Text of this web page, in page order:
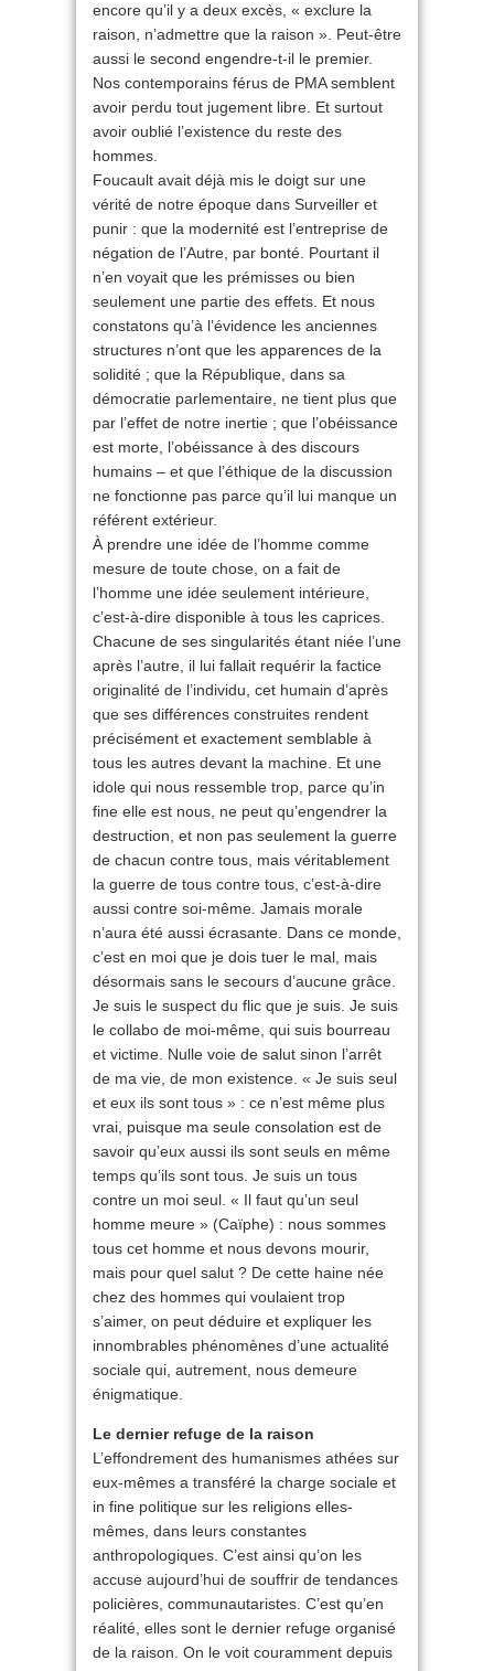
encore qu’il y a deux excès, « exclure la
raison, n’admettre que la raison ». Peut-être
aussi le second engendre-t-il le premier.
Nos contemporains férus de PMA semblent
avoir perdu tout jugement libre. Et surtout
avoir oublié l’existence du reste des
hommes.
Foucault avait déjà mis le doigt sur une
vérité de notre époque dans Surveiller et
punir : que la modernité est l’entreprise de
négation de l’Autre, par bonté. Pourtant il
n’en voyait que les prémisses ou bien
seulement une partie des effets. Et nous
constatons qu’à l’évidence les anciennes
structures n’ont que les apparences de la
solidité ; que la République, dans sa
démocratie parlementaire, ne tient plus que
par l’effet de notre inertie ; que l’obéissance
est morte, l’obéissance à des discours
humains – et que l’éthique de la discussion
ne fonctionne pas parce qu’il lui manque un
référent extérieur.
À prendre une idée de l’homme comme
mesure de toute chose, on a fait de
l’homme une idée seulement intérieure,
c’est-à-dire disponible à tous les caprices.
Chacune de ses singularités étant niée l’une
après l’autre, il lui fallait requérir la factice
originalité de l’individu, cet humain d’après
que ses différences construites rendent
précisément et exactement semblable à
tous les autres devant la machine. Et une
idole qui nous ressemble trop, parce qu’in
fine elle est nous, ne peut qu’engendrer la
destruction, et non pas seulement la guerre
de chacun contre tous, mais véritablement
la guerre de tous contre tous, c’est-à-dire
aussi contre soi-même. Jamais morale
n’aura été aussi écrasante. Dans ce monde,
c’est en moi que je dois tuer le mal, mais
désormais sans le secours d’aucune grâce.
Je suis le suspect du flic que je suis. Je suis
le collabo de moi-même, qui suis bourreau
et victime. Nulle voie de salut sinon l’arrêt
de ma vie, de mon existence. « Je suis seul
et eux ils sont tous » : ce n’est même plus
vrai, puisque ma seule consolation est de
savoir qu’eux aussi ils sont seuls en même
temps qu’ils sont tous. Je suis un tous
contre un moi seul. « Il faut qu’un seul
homme meure » (Caïphe) : nous sommes
tous cet homme et nous devons mourir,
mais pour quel salut ? De cette haine née
chez des hommes qui voulaient trop
s’aimer, on peut déduire et expliquer les
innombrables phénomènes d’une actualité
sociale qui, autrement, nous demeure
énigmatique.
Le dernier refuge de la raison
L’effondrement des humanismes athées sur
eux-mêmes a transféré la charge sociale et
in fine politique sur les religions elles-
mêmes, dans leurs constantes
anthropologiques. C’est ainsi qu’on les
accuse aujourd’hui de souffrir de tendances
policières, communautaristes. C’est qu’en
réalité, elles sont le dernier refuge organisé
de la raison. On le voit couramment depuis